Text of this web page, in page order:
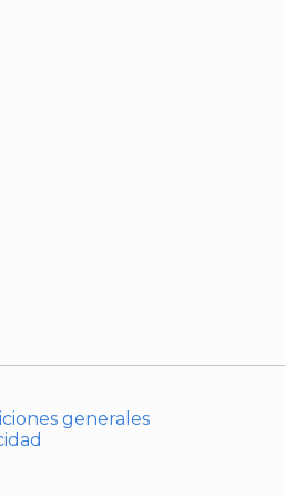
generales